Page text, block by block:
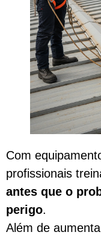
Com
profissionais
antes que o
perigo.
Além de